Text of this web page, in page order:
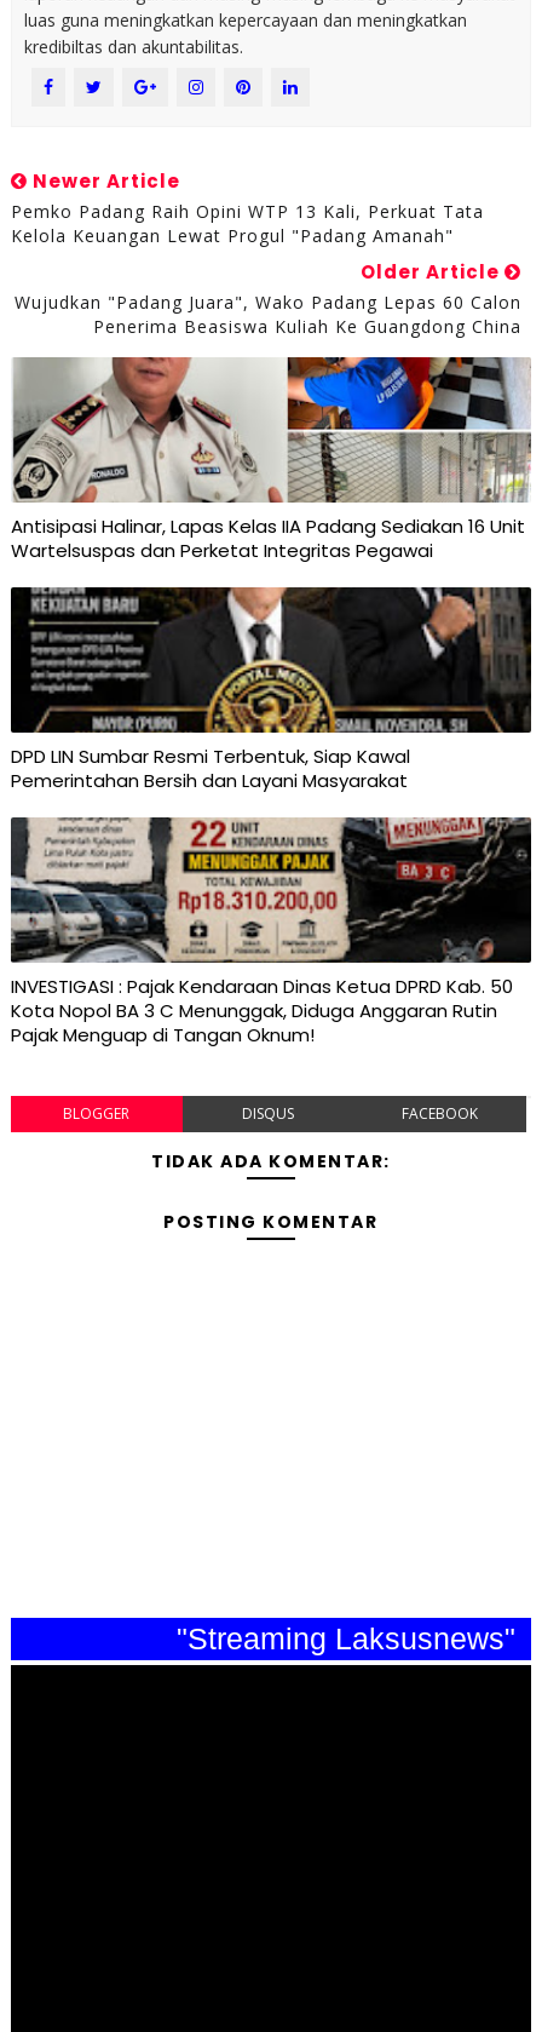
luas guna meningkatkan kepercayaan dan meningkatkan
kredibiltas dan akuntabilitas.
Newer Article
​Pemko Padang Raih Opini WTP 13 Kali, Perkuat Tata
Kelola Keuangan Lewat Progul "Padang Amanah"
Older Article
Wujudkan "Padang Juara", Wako Padang Lepas 60 Calon
Penerima Beasiswa Kuliah Ke Guangdong China
Antisipasi Halinar, Lapas Kelas IIA Padang Sediakan 16 Unit
Wartelsuspas dan Perketat Integritas Pegawai
DPD LIN Sumbar Resmi Terbentuk, Siap Kawal
Pemerintahan Bersih dan Layani Masyarakat
INVESTIGASI : Pajak Kendaraan Dinas Ketua DPRD Kab. 50
Kota Nopol BA 3 C Menunggak, Diduga Anggaran Rutin
Pajak Menguap di Tangan Oknum!
BLOGGER DISQUS FACEBOOK
TIDAK ADA KOMENTAR:
POSTING KOMENTAR
"Streaming Laksusnews"